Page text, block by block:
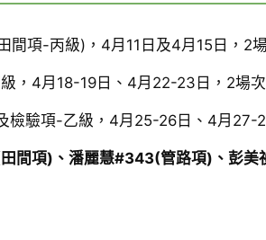
間項-丙級)，4月11日及4月15日，2
，4月18-19日、4月22-23日，2場
檢驗項-乙級，4月25-26日、4月27-
間項)、潘麗慧#343(管路項)、彭美